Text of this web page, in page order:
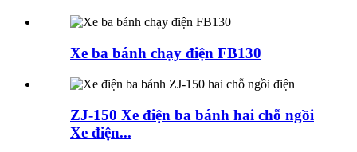
Xe ba bánh chạy điện FB130
ZJ-150 Xe điện ba bánh hai chỗ ngồi
Xe điện...